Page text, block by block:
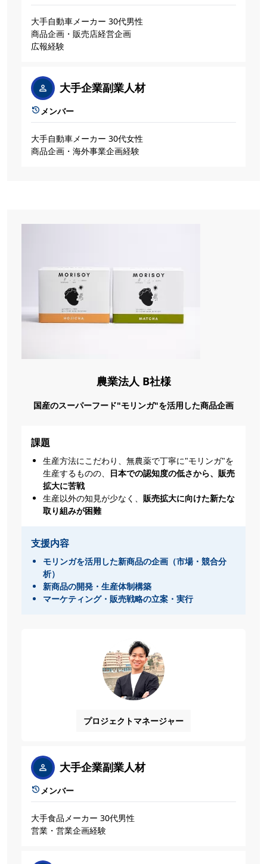
大手自動車メーカー 30代男性
商品企画・販売店経営企画
広報経験
大手企業副業人材
メンバー
大手自動車メーカー 30代女性
商品企画・海外事業企画経験
農業法人 B社様
国産のスーパーフード"モリンガ"を活用した商品企画
課題
生産方法にこだわり、無農薬で丁寧に"モリンガ"を
生産するものの、
日本での認知度の低さから、販売
拡大に苦戦
生産以外の知見が少なく、 販売拡大に向けた新たな
取り組みが困難
支援内容
モリンガを活用した新商品の企画（市場・競合分
析）
新商品の開発・生産体制構築
マーケティング・販売戦略の立案・実行
プロジェクトマネージャー
大手企業副業人材
メンバー
大手食品メーカー 30代男性
営業・営業企画経験